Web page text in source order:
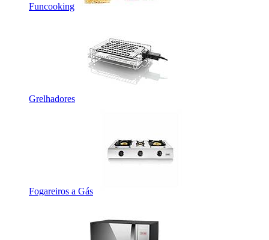
Funcooking
Grelhadores
Fogareiros a Gás